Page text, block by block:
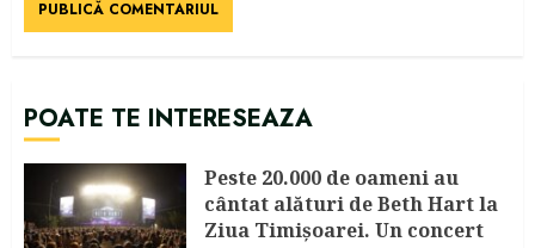
POATE TE INTERESEAZA
Peste 20.000 de oameni au
cântat alături de Beth Hart la
Ziua Timișoarei. Un concert